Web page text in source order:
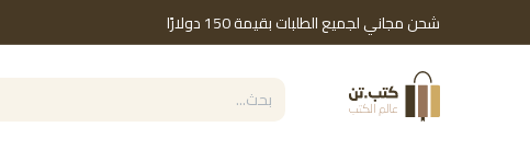
شحن مجاني لجميع الطلبات بقيمة 150 دولارًا